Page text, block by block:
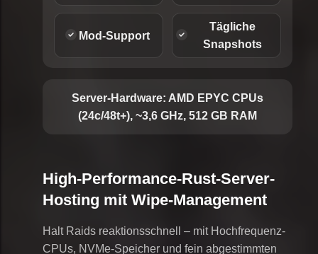
Mod-Support
Tägliche
Snapshots
Server-Hardware: AMD EPYC CPUs
(24c/48t+), ~3,6 GHz, 512 GB RAM
High-Performance-Rust-Server-
Hosting mit Wipe-Management
Halt Raids reaktionsschnell – mit Hochfrequenz-
CPUs, NVMe-Speicher und fein abgestimmten